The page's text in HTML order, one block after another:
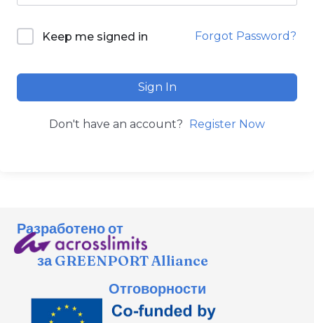
Keep me signed in Forgot Password?
Sign In
Don't have an account? Register Now
Разработено от
за GREENPORT Alliance
Отговорности